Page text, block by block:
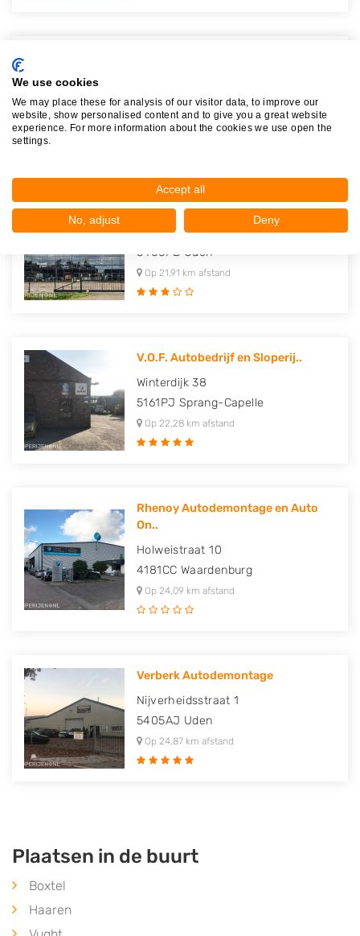
5171TL Kaatsheuvel
Op 21,18 km afstand
Van Deijne Volvo onderdelen
Kruisweg 1
5406PB Uden
Op 21,91 km afstand
V.O.F. Autobedrijf en Sloperij..
Winterdijk 38
5161PJ Sprang-Capelle
Op 22,28 km afstand
Rhenoy Autodemontage en Auto
On..
Holweistraat 10
4181CC Waardenburg
Op 24,09 km afstand
Verberk Autodemontage
Nijverheidsstraat 1
5405AJ Uden
Op 24,87 km afstand
Plaatsen in de buurt
Boxtel
Haaren
We use cookies
We may place these for analysis of our visitor data, to improve our
website, show personalised content and to give you a great website
experience. For more information about the cookies we use open the
settings.
Accept all
No, adjust Deny